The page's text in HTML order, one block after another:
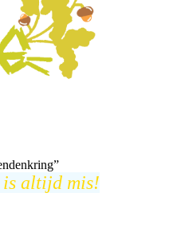
is altijd mis!